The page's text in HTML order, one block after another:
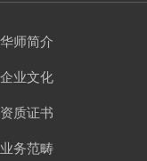
华师简介
企业文化
资质证书
业务范畴